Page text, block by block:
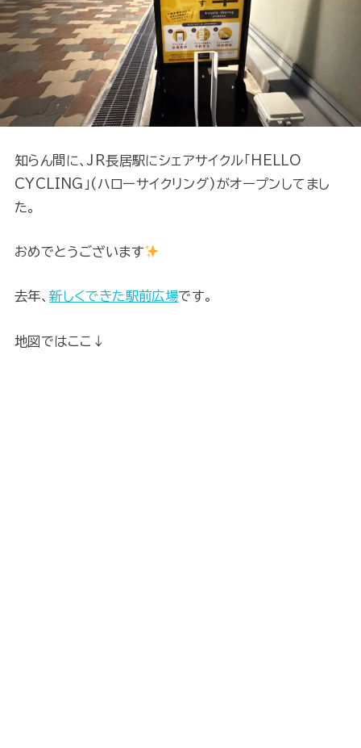
知らん間に、JR長居駅にシェアサイクル「HELLO
CYCLING」(ハローサイクリング)がオープンしてまし
た。
おめでとうございます
去年、新しくできた駅前広場です。
地図ではここ↓